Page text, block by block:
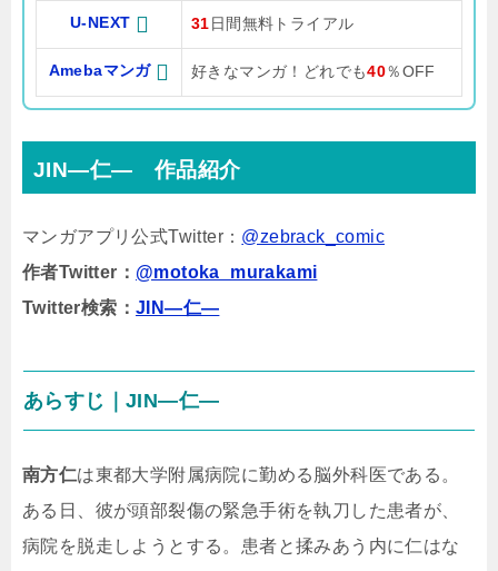
U-NEXT 31 日間無料トライアル
Amebaマンガ 好きなマンガ！どれでも40％OFF
JIN―仁― 作品紹介
マンガアプリ公式Twitter： @zebrack_comic
作者Twitter： @motoka_murakami
Twitter検索： JIN―仁―
あらすじ｜JIN―仁―
南方仁は東都大学附属病院に勤める脳外科医である。
ある日、彼が頭部裂傷の緊急手術を執刀した患者が、
病院を脱走しようとする。患者と揉みあう内に仁はな